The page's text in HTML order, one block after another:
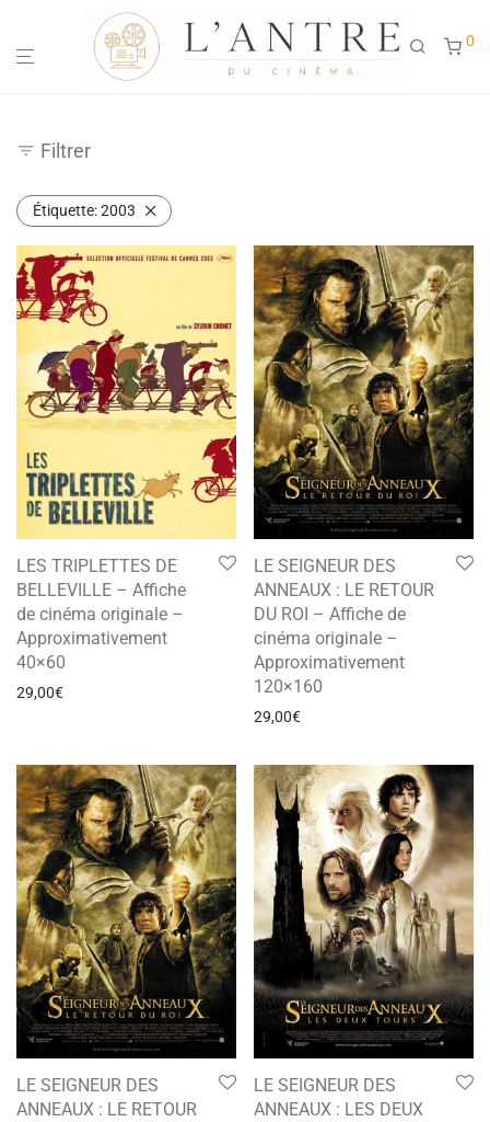
0
Filtrer
Étiquette:2003
LES TRIPLETTES DE
BELLEVILLE – Affiche
de cinéma originale –
Approximativement
40×60
29,00€
LE SEIGNEUR DES
ANNEAUX : LE RETOUR
DU ROI – Affiche de
cinéma originale –
Approximativement
120×160
29,00€
LE SEIGNEUR DES
ANNEAUX : LE RETOUR
LE SEIGNEUR DES
ANNEAUX : LES DEUX